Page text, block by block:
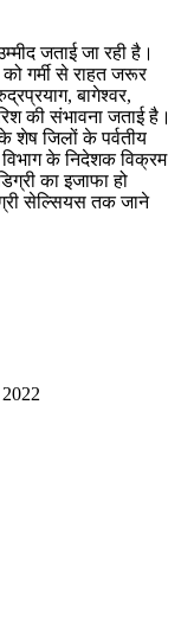
जताई जा रही है।
को गर्मी से राहत जरूर
बागेश्वर,
की संभावना जताई है।
शेष जिलों के पर्वतीय
विभाग के निदेशक विक्रम
का इजाफा हो
सेल्सियस तक जाने